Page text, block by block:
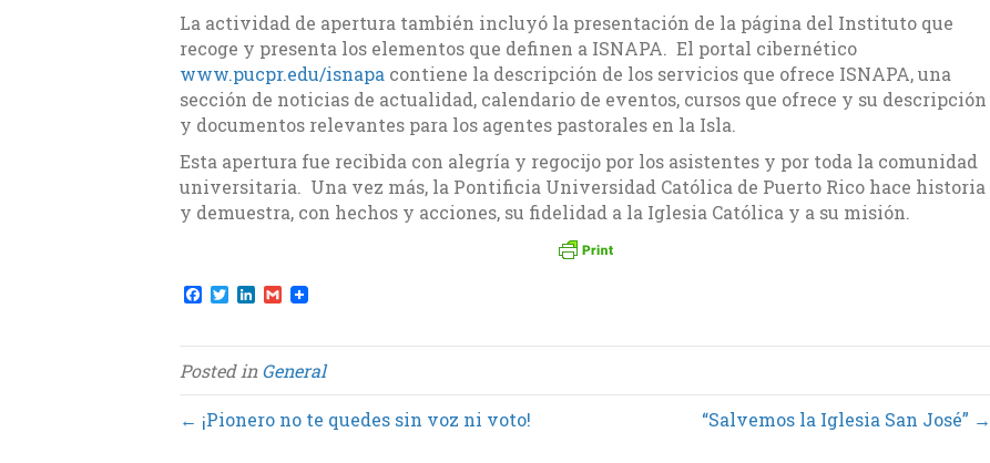
La actividad de apertura también incluyó la presentación de la página del Instituto que
recoge y presenta los elementos que definen a ISNAPA. El portal cibernético
www.pucpr.edu/isnapa contiene la descripción de los servicios que ofrece ISNAPA, una
sección de noticias de actualidad, calendario de eventos, cursos que ofrece y su descripción
y documentos relevantes para los agentes pastorales en la Isla.
Esta apertura fue recibida con alegría y regocijo por los asistentes y por toda la comunidad
universitaria. Una vez más, la Pontificia Universidad Católica de Puerto Rico hace historia
y demuestra, con hechos y acciones, su fidelidad a la Iglesia Católica y a su misión.
F
e
b
o
o
k
T
t
t
e
r
L
k
e
d
I
n
G
i
l
Posted inGeneral
← ¡Pionero no te quedes sin voz ni voto! “Salvemos la Iglesia San José” →